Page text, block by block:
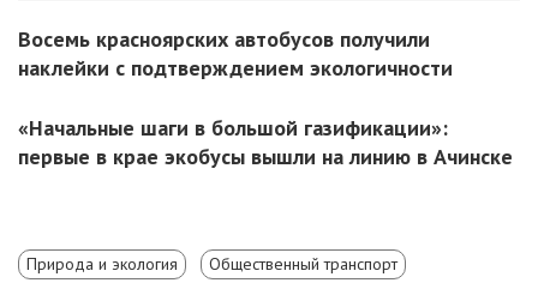
Восемь красноярских автобусов получили
наклейки с подтверждением экологичности
«Начальные шаги в большой газификации»:
первые в крае экобусы вышли на линию в Ачинске
Природа и экология Общественный транспорт